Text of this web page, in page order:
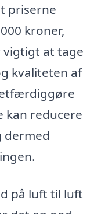
priserne
kroner,
vigtigt at tage
kvaliteten af
kan reducere
på luft til luft